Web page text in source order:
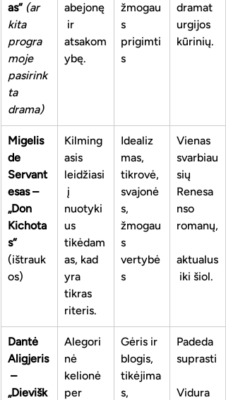
as“ (ar
kita
progra
moje
pasirink
ta
drama)
abejonę
ir
atsakom
ybę.
žmogau
s
prigimti
s
dramat
urgijos
kūrinių.
Migelis
de
Servant
esas –
„Don
Kichota
s“
(ištrauk
os)
Kilming
asis
leidžiasi
į
nuotyki
us
tikėdam
as, kad
yra
tikras
riteris.
Idealiz
mas,
tikrovė,
svajonė
s,
žmogau
s
vertybė
s
Vienas
svarbiau
sių
Renesa
nso
romanų,
aktualus
iki šiol.
Dantė
Aligjeris
–
„Dievišk
Alegori
nė
kelionė
per
Gėris ir
blogis,
tikėjima
s,
Padeda
suprasti
Vidura